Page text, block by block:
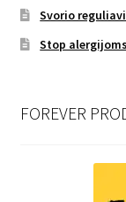
Svorio
Stop alergijoms
FOREVER